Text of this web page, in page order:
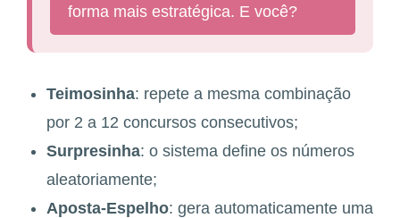
forma mais estratégica. E você?
Teimosinha: repete a mesma combinação
por 2 a 12 concursos consecutivos;
Surpresinha: o sistema define os números
aleatoriamente;
Aposta-Espelho: gera automaticamente uma